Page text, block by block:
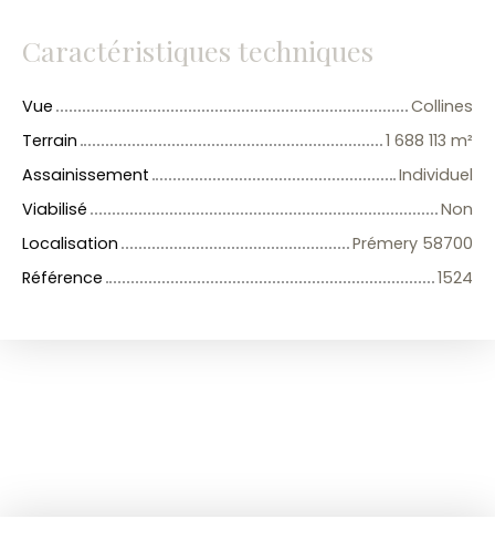
Caractéristiques techniques
Vue
Collines
Terrain
1 688 113 m²
Assainissement
Individuel
Viabilisé
Non
Localisation
Prémery 58700
Référence
1524